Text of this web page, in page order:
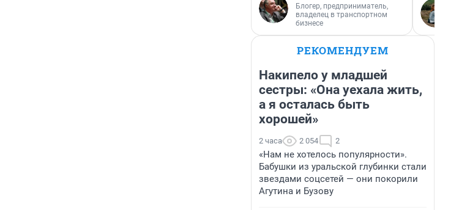
Блогер, предприниматель,
владелец в транспортном
бизнесе
РЕКОМЕНДУЕМ
Накипело у младшей
сестры: «Она уехала жить,
а я осталась быть
хорошей»
2 часа 2 054 2
«Нам не хотелось популярности».
Бабушки из уральской глубинки стали
звездами соцсетей — они покорили
Агутина и Бузову